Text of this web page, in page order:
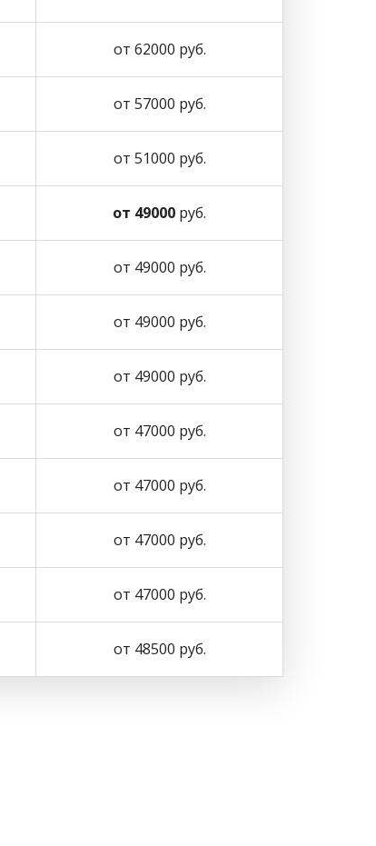
от 62000 руб.
от 57000 руб.
от 51000 руб.
от 49000 руб.
от 49000 руб.
от 49000 руб.
от 49000 руб.
от 47000 руб.
от 47000 руб.
от 47000 руб.
от 47000 руб.
от 48500 руб.